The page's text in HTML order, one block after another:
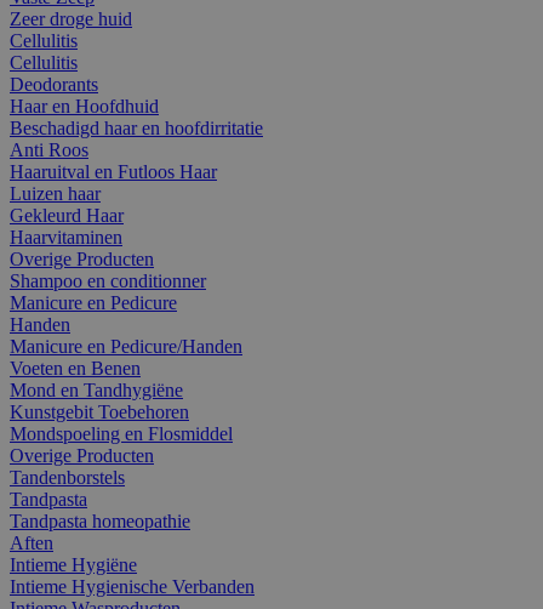
Zeer droge huid
Cellulitis
Cellulitis
Deodorants
Haar en Hoofdhuid
Beschadigd haar en hoofdirritatie
Anti Roos
Haaruitval en Futloos Haar
Luizen haar
Gekleurd Haar
Haarvitaminen
Overige Producten
Shampoo en conditionner
Manicure en Pedicure
Handen
Manicure en Pedicure/Handen
Voeten en Benen
Mond en Tandhygiëne
Kunstgebit Toebehoren
Mondspoeling en Flosmiddel
Overige Producten
Tandenborstels
Tandpasta
Tandpasta homeopathie
Aften
Intieme Hygiëne
Intieme Hygienische Verbanden